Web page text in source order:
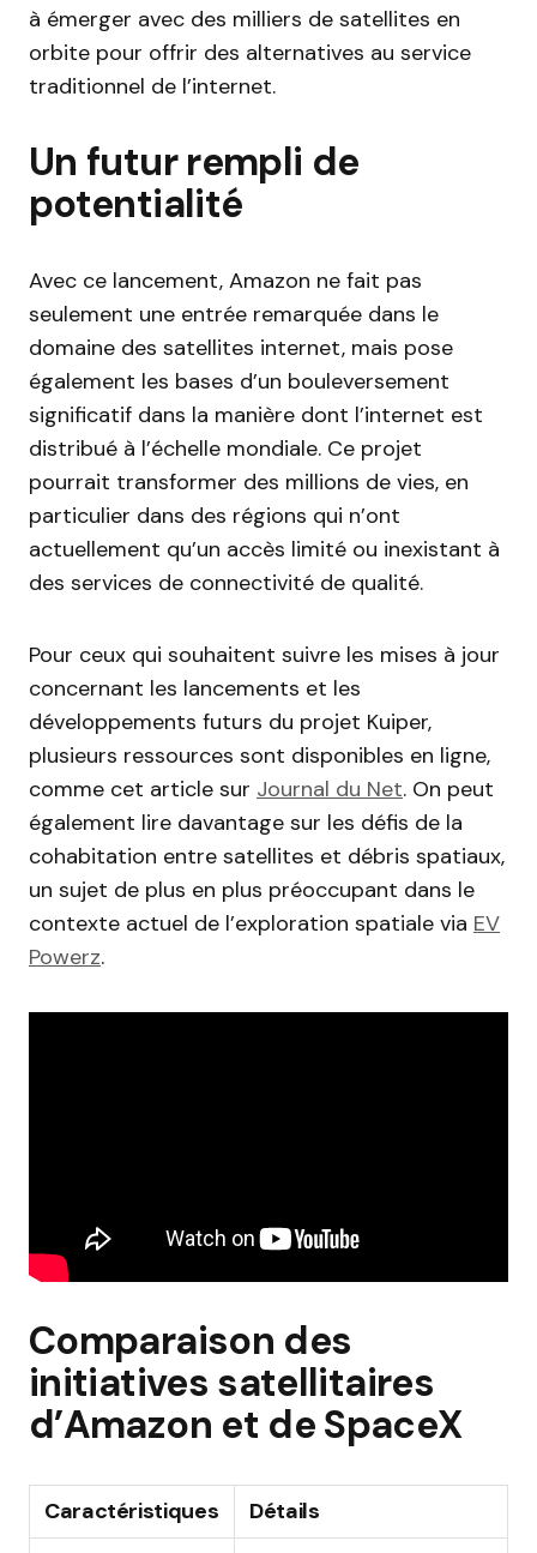
à émerger avec des milliers de satellites en
orbite pour offrir des alternatives au service
traditionnel de l’internet.
Un futur rempli de
potentialité
Avec ce lancement, Amazon ne fait pas
seulement une entrée remarquée dans le
domaine des satellites internet, mais pose
également les bases d’un bouleversement
significatif dans la manière dont l’internet est
distribué à l’échelle mondiale. Ce projet
pourrait transformer des millions de vies, en
particulier dans des régions qui n’ont
actuellement qu’un accès limité ou inexistant à
des services de connectivité de qualité.
Pour ceux qui souhaitent suivre les mises à jour
concernant les lancements et les
développements futurs du projet Kuiper,
plusieurs ressources sont disponibles en ligne,
comme cet article sur Journal du Net. On peut
également lire davantage sur les défis de la
cohabitation entre satellites et débris spatiaux,
un sujet de plus en plus préoccupant dans le
contexte actuel de l’exploration spatiale via EV
Powerz.
Comparaison des
initiatives satellitaires
d’Amazon et de SpaceX
Caractéristiques Détails